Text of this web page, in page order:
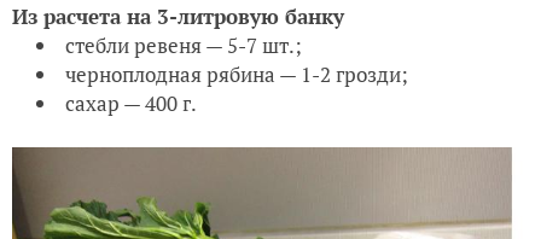
Из расчета на 3-литровую банку
стебли ревеня — 5-7 шт.;
черноплодная рябина — 1-2 грозди;
сахар — 400 г.